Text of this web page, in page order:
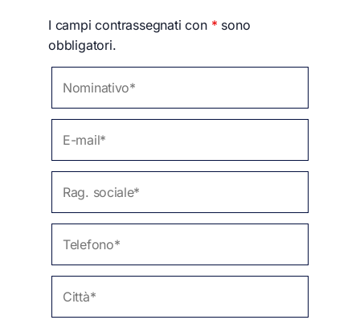
I campi contrassegnati con * sono
obbligatori.